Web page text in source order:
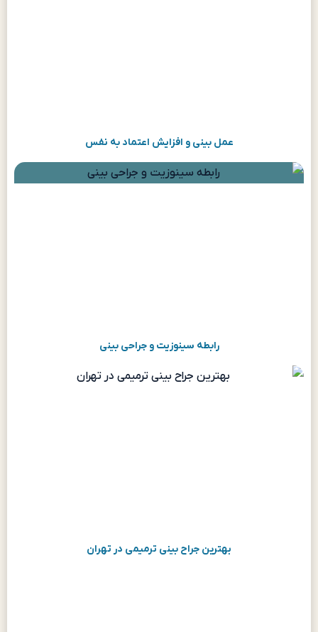
عمل بینی و افزایش اعتماد به نفس
رابطه سینوزیت و جراحی بینی
بهترین جراح بینی ترمیمی در تهران